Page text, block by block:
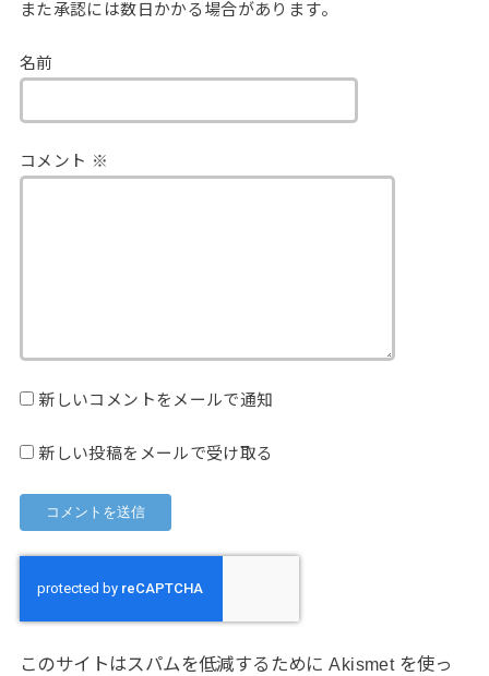
また承認には数日かかる場合があります。
名前
コメント ※
新しいコメントをメールで通知
新しい投稿をメールで受け取る
このサイトはスパムを低減するために Akismet を使っ